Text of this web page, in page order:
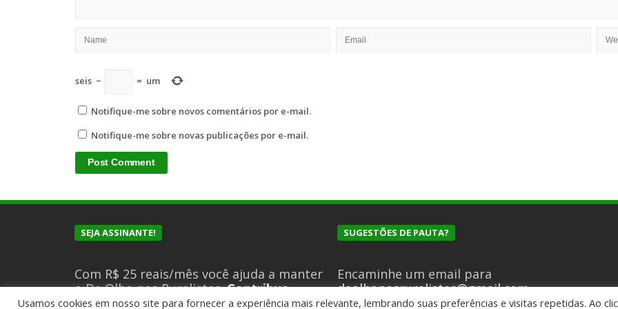
seis − = um
Notifique-me sobre novos comentários por e-mail.
Notifique-me sobre novas publicações por e-mail.
SEJA ASSINANTE!
Com R$ 25 reais/mês você ajuda a manter
o De Olho nos Ruralistas.Contribua
agora
SUGESTÕES DE PAUTA?
Encaminhe um email para
deolhonosruralistas@gmail.com
Usamos cookies em nosso site para fornecer a experiência mais relevante, lembrando suas preferências e visitas repetidas. Ao